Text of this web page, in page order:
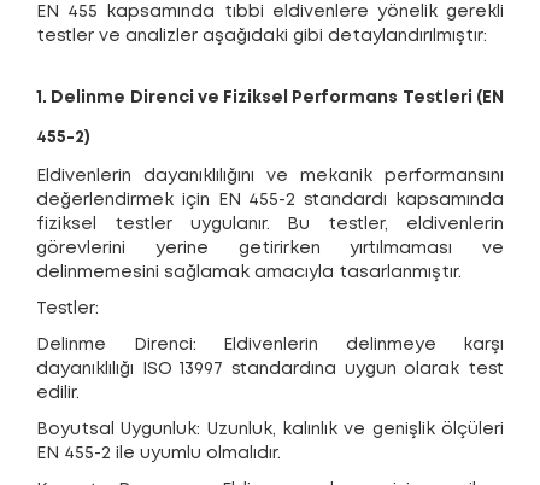
EN 455 kapsamında tıbbi eldivenlere yönelik gerekli
testler ve analizler aşağıdaki gibi detaylandırılmıştır:
1. Delinme Direnci ve Fiziksel Performans Testleri (EN
455-2)
Eldivenlerin dayanıklılığını ve mekanik performansını
değerlendirmek için EN 455-2 standardı kapsamında
fiziksel testler uygulanır. Bu testler, eldivenlerin
görevlerini yerine getirirken yırtılmaması ve
delinmemesini sağlamak amacıyla tasarlanmıştır.
Testler:
Delinme Direnci: Eldivenlerin delinmeye karşı
dayanıklılığı ISO 13997 standardına uygun olarak test
edilir.
Boyutsal Uygunluk: Uzunluk, kalınlık ve genişlik ölçüleri
EN 455-2 ile uyumlu olmalıdır.